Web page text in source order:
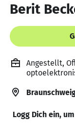
Berit
Angestellt,
Logg Dich ein,